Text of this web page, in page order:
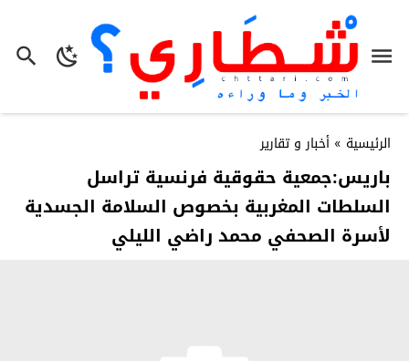
الرئيسية » أخبار و تقارير
باريس:جمعية حقوقية فرنسية تراسل
السلطات المغربية بخصوص السلامة الجسدية
لأسرة الصحفي محمد راضي الليلي